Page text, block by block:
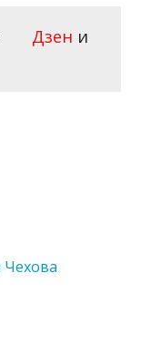
Дзен и